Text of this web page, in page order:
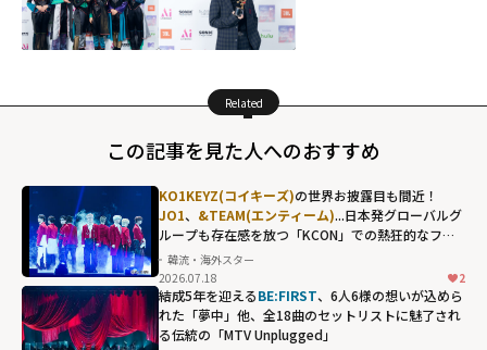
Related
この記事を見た人へのおすすめ
KO1KEYZ(コイキーズ)の世界お披露目も間近！
JO1、 &TEAM(エンティーム)...日本発グローバルグ
ループも存在感を放つ「KCON」での熱狂的なファ
ンダム
韓流・海外スター
2026.07.18
2
結成5年を迎えるBE:FIRST、6人6様の想いが込めら
れた「夢中」他、全18曲のセットリストに魅了され
る伝統の「MTV Unplugged」